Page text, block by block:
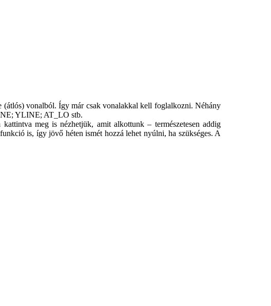
vonalból. Így már csak vonalakkal kell foglalkozni. Néhány
YLINE; AT_LO stb.
meg is nézhetjük, amit alkottunk – természetesen addig
is, így jövő héten ismét hozzá lehet nyúlni, ha szükséges. A